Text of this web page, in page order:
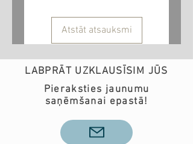
Atstāt atsauksmi
LABPRĀT UZKLAUSĪSIM JŪS
Pieraksties jaunumu
saņēmšanai epastā!